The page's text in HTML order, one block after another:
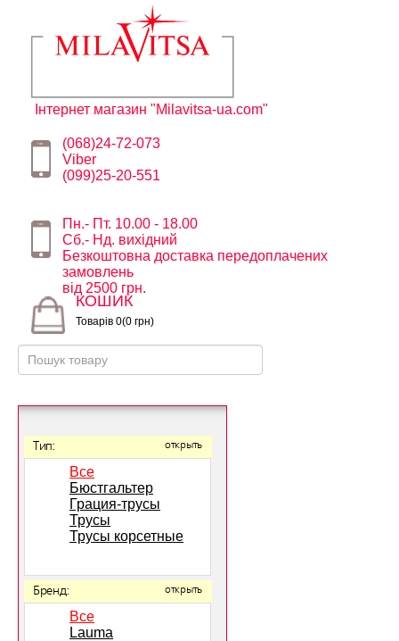
Інтернет магазин "Milavitsa-ua.com"
(068)24-72-073
Viber
(099)25-20-551
Пн.- Пт. 10.00 - 18.00
Сб.- Нд. вихідний
Безкоштовна доставка передоплачених
замовлень
від 2500 грн.
КОШИК
Товарів 0(0 грн)
Тип: открыть
Все
Бюстгальтер
Грация-трусы
Трусы
Трусы корсетные
Бренд: открыть
Все
Lauma